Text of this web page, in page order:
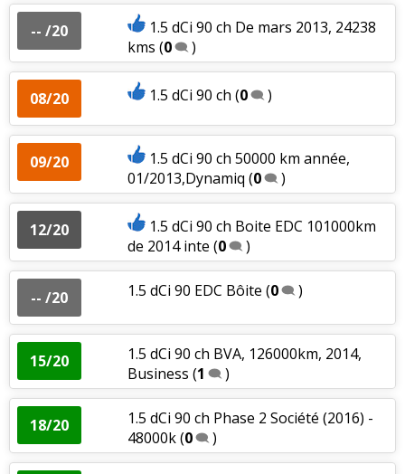
-- /20
1.5 dCi 90 ch De mars 2013, 24238
kms (0 )
08/20 1.5 dCi 90 ch (0 )
09/20
1.5 dCi 90 ch 50000 km année,
01/2013,Dynamiq (0 )
12/20
1.5 dCi 90 ch Boite EDC 101000km
de 2014 inte (0 )
-- /20 1.5 dCi 90 EDC Bôite (0 )
15/20
1.5 dCi 90 ch BVA, 126000km, 2014,
Business (1 )
18/20
1.5 dCi 90 ch Phase 2 Société (2016) -
48000k(0 )